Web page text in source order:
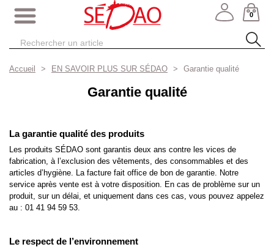
0
Accueil EN SAVOIR PLUS SUR SÉDAO Garantie qualité
Garantie qualité
La garantie qualité des produits
Les produits SÉDAO sont garantis deux ans contre les vices de
fabrication, à l’exclusion des vêtements, des consommables et des
articles d’hygiène. La facture fait office de bon de garantie. Notre
service après vente est à votre disposition. En cas de problème sur un
produit, sur un délai, et uniquement dans ces cas, vous pouvez appelez
au : 01 41 94 59 53.
Le respect de l’environnement